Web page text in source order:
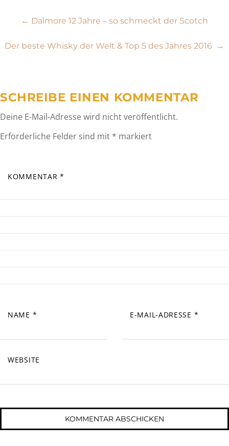
Beitragsnavigation
← Dalmore 12 Jahre – so schmeckt der Scotch
Der beste Whisky der Welt & Top 5 des Jahres 2016 →
SCHREIBE EINEN KOMMENTAR
Deine E-Mail-Adresse wird nicht veröffentlicht.
Erforderliche Felder sind mit * markiert
KOMMENTAR *
NAME * E-MAIL-ADRESSE *
WEBSITE